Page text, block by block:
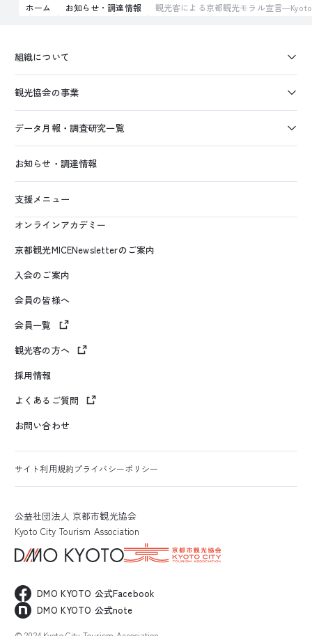
ホーム お知らせ・調達情報 観光客による京都観光モラル宣言
組織について
観光協会の事業
データ月報・調査研究一覧
お知らせ・調達情報
支援メニュー
オンラインアカデミー
京都観光MICENewsletterのご案内
入会のご案内
会員の皆様へ
会員一覧
観光客の方へ
採用情報
よくあるご質問
お問い合わせ
サイト利用規約プライバシーポリシー
公益社団法人 京都市観光協会
Kyoto City Tourism Association
DMO KYOTO 公式Facebook
DMO KYOTO 公式note